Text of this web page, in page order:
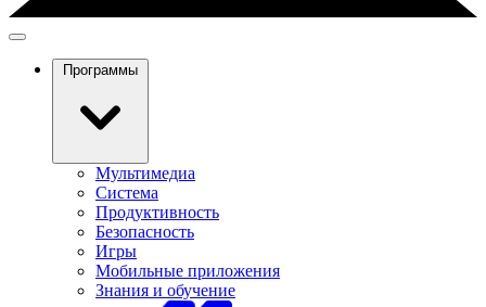
Программы
Мультимедиа
Система
Продуктивность
Безопасность
Игры
Мобильные приложения
Знания и обучение